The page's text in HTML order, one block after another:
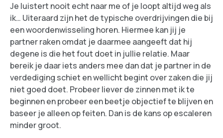
Je luistert nooit echt naar me of je loopt altijd weg als
ik… Uiteraard zijn het de typische overdrijvingen die bij
een woordenwisseling horen. Hiermee kan jij je
partner raken omdat je daarmee aangeeft dat hij
degene is die het fout doet in jullie relatie. Maar
bereik je daar iets anders mee dan dat je partner in de
verdediging schiet en wellicht begint over zaken die jij
niet goed doet. Probeer liever de zinnen met ik te
beginnen en probeer een beetje objectief te blijven en
baseer je alleen op feiten. Dan is de kans op escaleren
minder groot.